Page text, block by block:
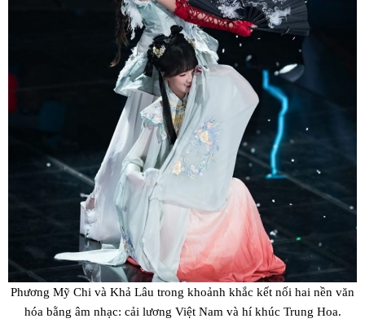
Phương Mỹ Chi và Khả Lâu trong khoảnh khắc kết nối hai nền văn
hóa bằng âm nhạc: cải lương Việt Nam và hí khúc Trung Hoa.